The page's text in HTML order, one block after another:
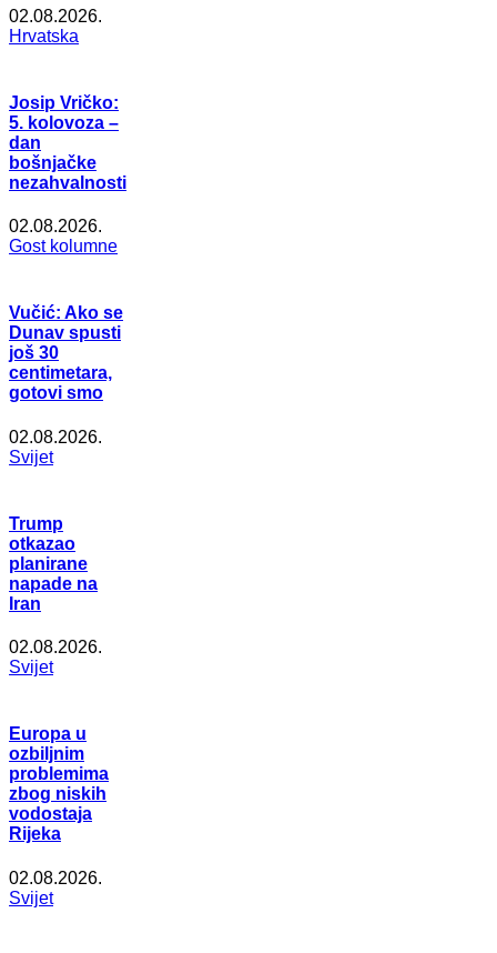
02.08.2026.
Hrvatska
Josip Vričko:
5. kolovoza –
dan
bošnjačke
nezahvalnosti
02.08.2026.
Gost kolumne
Vučić: Ako se
Dunav spusti
još 30
centimetara,
gotovi smo
02.08.2026.
Svijet
Trump
otkazao
planirane
napade na
Iran
02.08.2026.
Svijet
Europa u
ozbiljnim
problemima
zbog niskih
vodostaja
Rijeka
02.08.2026.
Svijet